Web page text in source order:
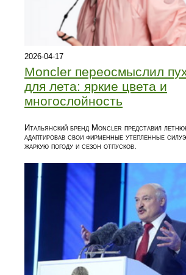
2026-04-17
Moncler переосмыслил
для лета: яркие цвета и
многослойность
Итальянский бренд Moncler представил
адаптировав свои фирменные утепленные
жаркую погоду и сезон отпусков.